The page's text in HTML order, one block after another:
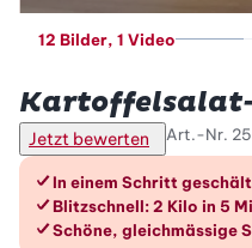
12 Bilder, 1 Video
Jetzt bewerten Art.-Nr.
Die Vorteile
In einem Schritt
Blitzschnell: 2 Kilo in 5
Schöne, gleichmässige